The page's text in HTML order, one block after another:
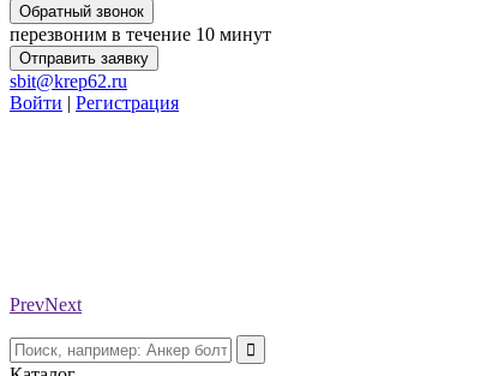
Обратный звонок
перезвоним в течение 10 минут
Отправить заявку
sbit@krep62.ru
Войти | Регистрация
PrevNext